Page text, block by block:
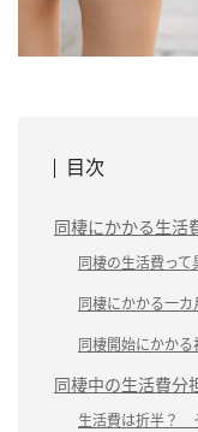
目次
同棲にかかる生活
同棲の生活費って
同棲にかかる一
同棲開始にかか
同棲中の生活費分
生活費は折半？